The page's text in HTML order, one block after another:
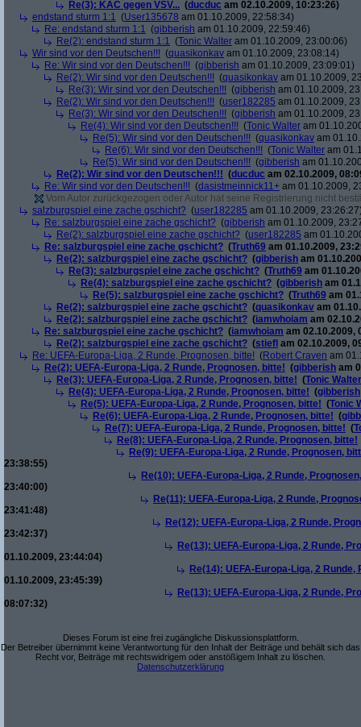
Re(3): KAC gegen VSV... (ducduc am 02.10.2009, 10:23:26)
endstand sturm 1:1 (User135678 am 01.10.2009, 22:58:34)
Re: endstand sturm 1:1 (gibberish am 01.10.2009, 22:59:46)
Re(2): endstand sturm 1:1 (Tonic Walter am 01.10.2009, 23:00:06)
Wir sind vor den Deutschen!!! (quasikonkav am 01.10.2009, 23:08:14)
Re: Wir sind vor den Deutschen!!! (gibberish am 01.10.2009, 23:09:01)
Re(2): Wir sind vor den Deutschen!!! (quasikonkav am 01.10.2009,
Re(3): Wir sind vor den Deutschen!!! (gibberish am 01.10.2009,
Re(2): Wir sind vor den Deutschen!!! (user182285 am 01.10.2009,
Re(3): Wir sind vor den Deutschen!!! (gibberish am 01.10.2009,
Re(4): Wir sind vor den Deutschen!!! (Tonic Walter am
Re(5): Wir sind vor den Deutschen!!! (quasikonkav am
Re(6): Wir sind vor den Deutschen!!! (Tonic Walter am
Re(5): Wir sind vor den Deutschen!!! (gibberish am
Re(2): Wir sind vor den Deutschen!!! (ducduc am 02.10.2009,
Re: Wir sind vor den Deutschen!!! (dasistmeinnick11+ am 01.10.2009,
Vom Autor zurückgezogen oder Autor hat seine Registrierung nicht
salzburgspiel eine zache gschicht? (user182285 am 01.10.2009,
Re: salzburgspiel eine zache gschicht? (gibberish am 01.10.2009,
Re(2): salzburgspiel eine zache gschicht? (user182285 am
Re: salzburgspiel eine zache gschicht? (Truth69 am 01.10.2009,
Re(2): salzburgspiel eine zache gschicht? (gibberish am
Re(3): salzburgspiel eine zache gschicht? (Truth69 am
Re(4): salzburgspiel eine zache gschicht? (gibberish am
Re(5): salzburgspiel eine zache gschicht? (Truth69 am
Re(2): salzburgspiel eine zache gschicht? (quasikonkav am
Re(2): salzburgspiel eine zache gschicht? (iamwhoiam am
Re: salzburgspiel eine zache gschicht? (iamwhoiam am 02.10.2009,
Re(2): salzburgspiel eine zache gschicht? (stiefl am 02.10.2009,
Re: UEFA-Europa-Liga, 2 Runde, Prognosen, bitte! (Robert Craven am
Re(2): UEFA-Europa-Liga, 2 Runde, Prognosen, bitte! (gibberish am
Re(3): UEFA-Europa-Liga, 2 Runde, Prognosen, bitte! (Tonic Walter
Re(4): UEFA-Europa-Liga, 2 Runde, Prognosen, bitte! (gibberish
Re(5): UEFA-Europa-Liga, 2 Runde, Prognosen, bitte! (Tonic
Re(6): UEFA-Europa-Liga, 2 Runde, Prognosen, bitte! (
Re(7): UEFA-Europa-Liga, 2 Runde, Prognosen, bitte! (
Re(8): UEFA-Europa-Liga, 2 Runde, Prognosen, bitte!
Re(9): UEFA-Europa-Liga, 2 Runde, Prognosen,
23:38:55)
Re(10): UEFA-Europa-Liga, 2 Runde,
23:40:00)
Re(11): UEFA-Europa-Liga, 2 Runde,
23:41:48)
Re(12): UEFA-Europa-Liga, 2 Runde,
23:42:37)
Re(13): UEFA-Europa-Liga, 2 Runde,
01.10.2009, 23:44:04)
Re(14): UEFA-Europa-Liga, 2
01.10.2009, 23:45:39)
Re(13): UEFA-Europa-Liga, 2 Runde,
08:07:32)
Dieses Forum ist eine frei zugängliche Diskussionsplattform.
Der Betreiber übernimmt keine Verantwortung für den Inhalt der Beiträge und behält sich das
Recht vor, Beiträge mit rechtswidrigem oder anstößigem Inhalt zu löschen.
Datenschutzerklärung